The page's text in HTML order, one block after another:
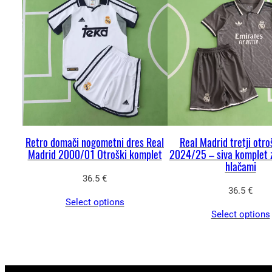
Retro domači nogometni dres Real
Madrid 2000/01 Otroški komplet
36.5 €
Select options
Real Madrid tretji
2024/25 – siva komplet
hlačami
36.5 €
Select options